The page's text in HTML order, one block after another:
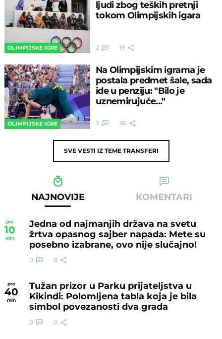
OLIMPIJSKE IGRE
ljudi zbog teških pretnji
tokom Olimpijskih igara
2 19
OLIMPIJSKE IGRE
Na Olimpijskim igrama je
postala predmet šale, sada
ide u penziju: "Bilo je
uznemirujuće..."
3 66
SVE VESTI IZ TEME TRANSFERI
NAJNOVIJE KOMENTARI
pre
10
min
Jedna od najmanjih država na svetu
žrtva opasnog sajber napada: Mete su
posebno izabrane, ovo nije slučajno!
0 0
pre
40
min
Tužan prizor u Parku prijateljstva u
Kikindi: Polomljena tabla koja je bila
simbol povezanosti dva grada
0 0